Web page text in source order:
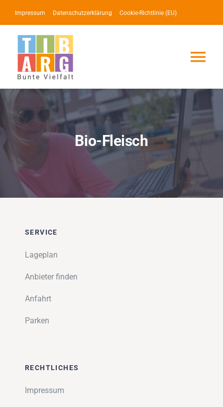
Inhalt
springen
Impressum Datenschutzerklärung Cookie-Richtlinie (EU)
Lotse
Service
Events
Impressionen
Über uns
NACH:
Bio-Fleisch
SERVICE
Lageplan
Anbieter finden
Anfahrt
Parken
RECHTLICHES
Impressum